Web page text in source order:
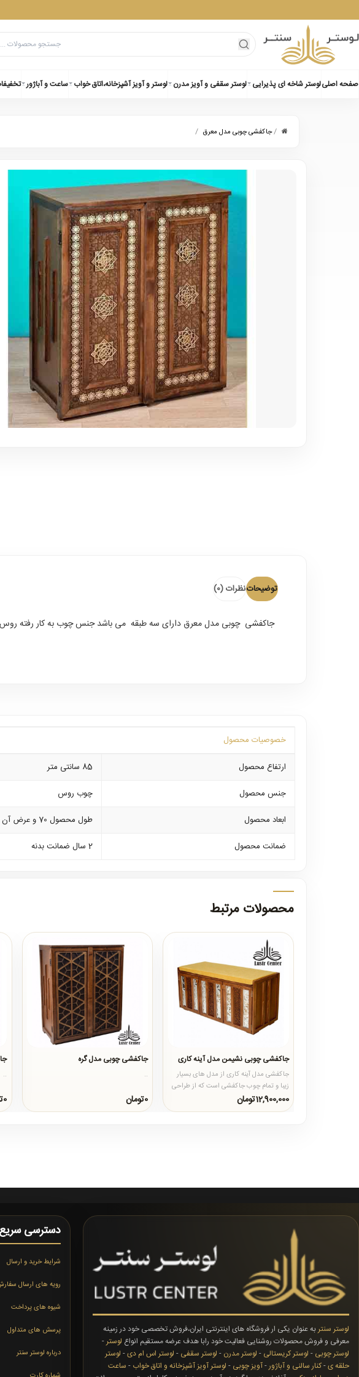
صفحه اصلیلوستر شاخه ای پذیرایی لوستر سقفی و آویز مدرن لوستر و آویز آشپزخانه،اتاق خواب ساعت و آباژور
/جاکفشی چوبی مدل معرق /
توضیحاتنظرات (0)
جاکفشی چوبی مدل معرق دارای سه طبقه می باشد جنس چوب به کار رفته روس بوده و
خصوصیات محصول
ارتفاع محصول
85 سانتی متر
جنس محصول
چوب روس
ابعاد محصول
طول محصول 70 و عرض آن 36 سانتی متر میباشد
ضمانت محصول
2 سال ضمانت بدنه
محصولات مرتبط
جاکفشی چوبی نشیمن مدل آینه کاری
جاکفشی مدل آینه کاری از مدل های بسیار
زیبا و تمام چوب جاکفشی است که از طراحی
بسیار زیبایی در تولید آ..
12,900,000تومان
جاکفشی چوبی مدل گره
..
0تومان
..
0تومان
لوستر سنتربه عنوان یکی ار فروشگاه های اینترنتی ایران،فروش تخصصی خود در زمینه
معرفی و فروش محصولات روشنایی فعالیت خود رابا هدف عرضه مستقیم انواع لوستر-
لوستر چوبی - لوستر کریستالی - لوستر مدرن - لوستر سقفی - لوستر اس ام دی- لوستر
حلقه ی-کنار سالنی و آباژور-آویز چوبی - لوستر آویز آشپزخانه و اتاق خواب - ساعت
دسترسی سریع
شرایط خرید و ارسال
رویه های ارسال
شیوه های پرداخت
پرسش های متداول
درباره لوستر سنتر